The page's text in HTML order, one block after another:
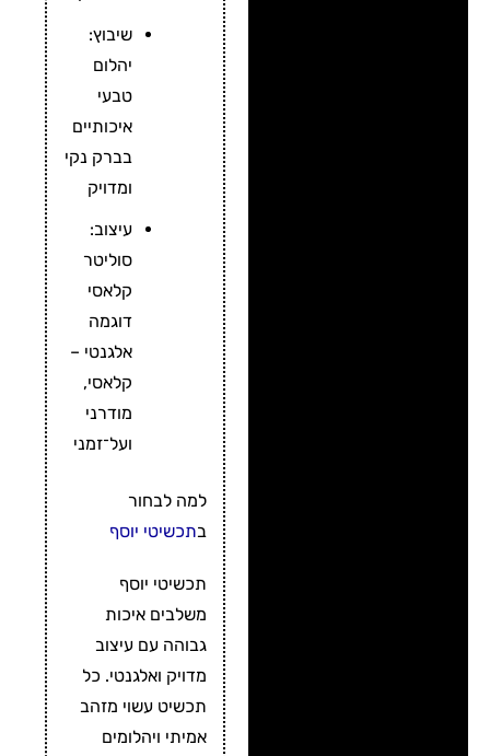
שיבוץ:
יהלום
טבעי
איכותיים
בברק נקי
ומדויק
עיצוב:
סוליטר
קלאסי
דוגמה
אלגנטי –
קלאסי,
מודרני
ועל־זמני
למה לבחור
בתכשיטי יוסף
תכשיטי יוסף
משלבים איכות
גבוהה עם עיצוב
מדויק ואלגנטי. כל
תכשיט עשוי מזהב
אמיתי ויהלומים